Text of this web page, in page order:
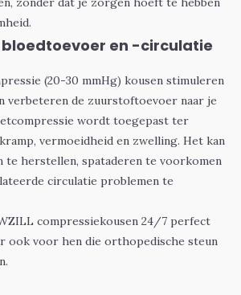
en -circulatie
(20-30 mmHg) kousen stimuleren
verbeteren de zuurstoftoevoer naar je
wordt toegepast ter
vermoeidheid en zwelling. Het kan
te herstellen, spataderen te voorkomen
circulatie problemen te
compressiekousen 24/7 perfect
ook voor hen die orthopedische steun